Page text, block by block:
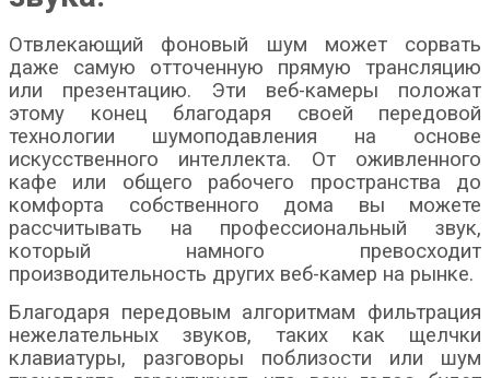
Отвлекающий фоновый шум может сорвать
даже самую отточенную прямую трансляцию
или презентацию. Эти веб-камеры положат
этому конец благодаря своей передовой
технологии шумоподавления на основе
искусственного интеллекта. От оживленного
кафе или общего рабочего пространства до
комфорта собственного дома вы можете
рассчитывать на профессиональный звук,
который намного превосходит
производительность других веб-камер на рынке.
Благодаря передовым алгоритмам фильтрация
нежелательных звуков, таких как щелчки
клавиатуры, разговоры поблизости или шум